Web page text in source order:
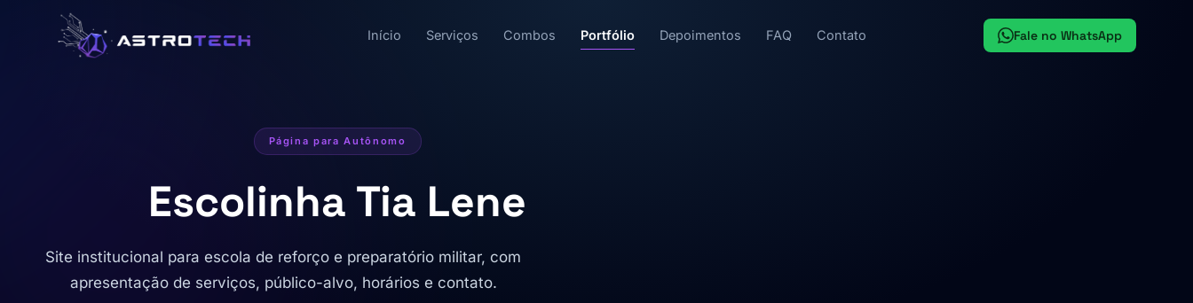
Início Serviços Combos Portfólio Depoimentos FAQ Contato Fale no WhatsApp
Página para Autônomo
Escolinha Tia Lene
Site institucional para escola de reforço e preparatório militar, com
apresentação de serviços, público-alvo, horários e contato.